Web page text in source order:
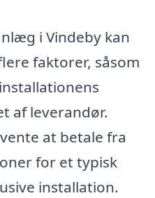
i Vindeby kan
faktorer, såsom
af leverandør.
at betale fra
for et typisk
installation.